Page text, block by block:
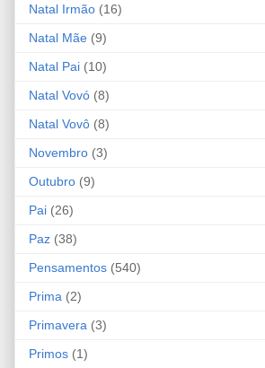
Natal Irmão (16)
Natal Mãe (9)
Natal Pai (10)
Natal Vovó (8)
Natal Vovô (8)
Novembro (3)
Outubro (9)
Pai (26)
Paz (38)
Pensamentos (540)
Prima (2)
Primavera (3)
Primos (1)